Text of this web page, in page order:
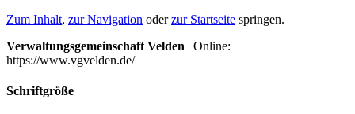
Zum Inhalt, zur Navigation oderzur Startseite springen.
Verwaltungsgemeinschaft Velden | Online:
https://www.vgvelden.de/
Schriftgröße